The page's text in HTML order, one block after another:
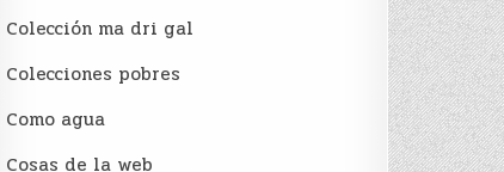
Colección ma dri gal
Colecciones pobres
Como agua
Cosas de la web